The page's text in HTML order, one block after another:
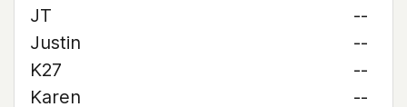
JT
--
Justin
--
K27
--
Karen
--